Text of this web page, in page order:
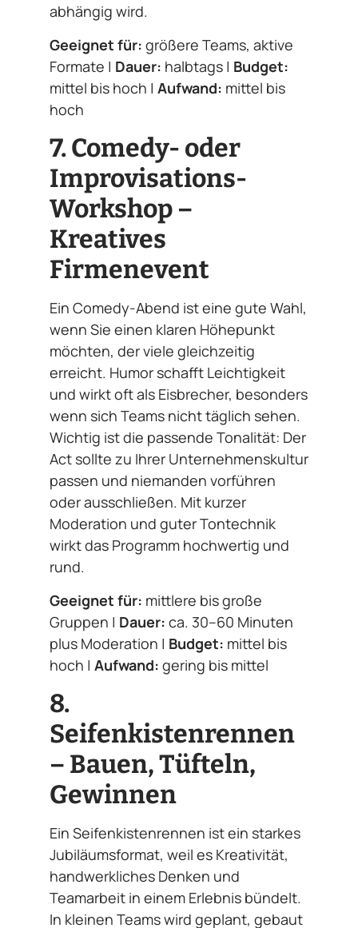
abhängig wird.
Geeignet für: größere Teams, aktive
Formate | Dauer: halbtags | Budget:
mittel bis hoch | Aufwand: mittel bis
hoch
7. Comedy- oder
Improvisations-
Workshop –
Kreatives
Firmenevent
Ein Comedy-Abend ist eine gute Wahl,
wenn Sie einen klaren Höhepunkt
möchten, der viele gleichzeitig
erreicht. Humor schafft Leichtigkeit
und wirkt oft als Eisbrecher, besonders
wenn sich Teams nicht täglich sehen.
Wichtig ist die passende Tonalität: Der
Act sollte zu Ihrer Unternehmenskultur
passen und niemanden vorführen
oder ausschließen. Mit kurzer
Moderation und guter Tontechnik
wirkt das Programm hochwertig und
rund.
Geeignet für: mittlere bis große
Gruppen | Dauer: ca. 30–60 Minuten
plus Moderation | Budget: mittel bis
hoch | Aufwand: gering bis mittel
8.
Seifenkistenrennen
– Bauen, Tüfteln,
Gewinnen
Ein Seifenkistenrennen ist ein starkes
Jubiläumsformat, weil es Kreativität,
handwerkliches Denken und
Teamarbeit in einem Erlebnis bündelt.
In kleinen Teams wird geplant, gebaut